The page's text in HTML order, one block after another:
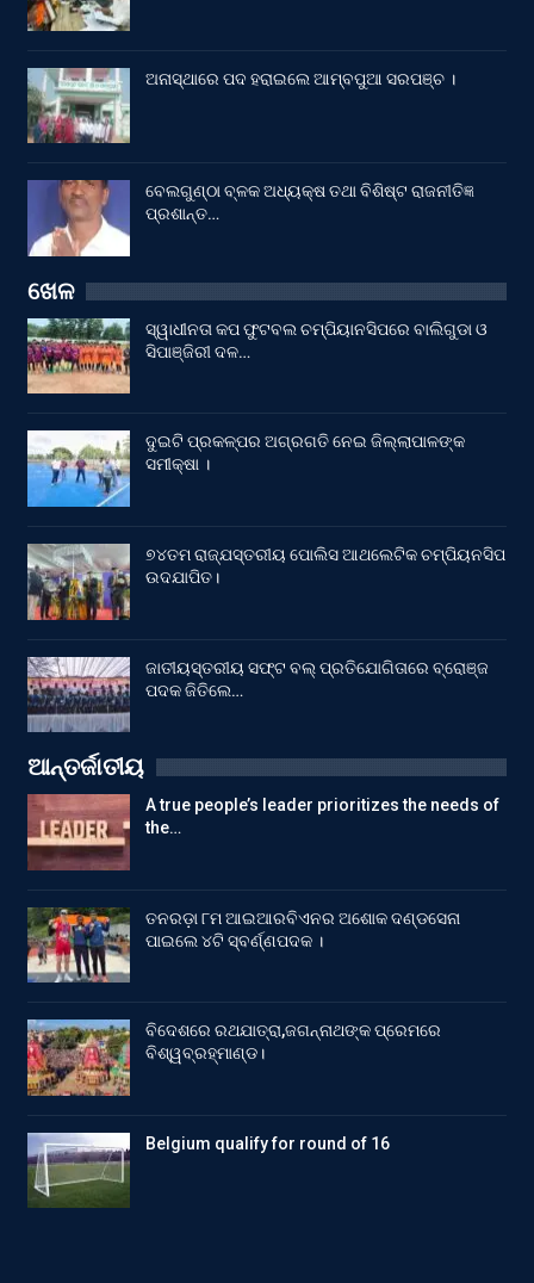
ଅନାସ୍ଥାରେ ପଦ ହରାଇଲେ ଆମ୍ବପୁଆ ସରପଞ୍ଚ ।
ବେଲଗୁଣ୍ଠା ବ୍ଳକ ଅଧ୍ୟକ୍ଷ ତଥା ବିଶିଷ୍ଟ ରାଜନୀତିଜ୍ଞ
ପ୍ରଶାନ୍ତ…
ଖେଳ
ସ୍ୱାଧୀନତା କପ ଫୁଟବଲ ଚମ୍ପିୟାନସିପରେ ବାଲିଗୁଡା ଓ
ସିପାଞ୍ଜିରୀ ଦଳ…
ଦୁଇଟି ପ୍ରକଳ୍ପର ଅଗ୍ରଗତି ନେଇ ଜିଲ୍ଲାପାଳଙ୍କ
ସମୀକ୍ଷା ।
୭୪ତମ ରାଜ୍ଯସ୍ତରୀୟ ପୋଲିସ ଆଥଲେଟିକ ଚମ୍ପିୟନସିପ
ଉଦଯାପିତ।
ଜାତୀୟସ୍ତରୀୟ ସଫ୍ଟ ବଲ୍ ପ୍ରତିଯୋଗିତାରେ ବ୍ରୋଞ୍ଜ
ପଦକ ଜିତିଲେ…
ଆନ୍ତର୍ଜାତୀୟ
A true people’s leader prioritizes the needs of
the…
ତନରଡ଼ା ୮ମ ଆଇଆରବିଏନର ଅଶୋକ ଦଣ୍ଡସେନା
ପାଇଲେ ୪ଟି ସ୍ବର୍ଣ୍ଣପଦକ ।
ବିଦେଶରେ ରଥଯାତ୍ରା,ଜଗନ୍ନାଥଙ୍କ ପ୍ରେମରେ
ବିଶ୍ୱବ୍ରହ୍ମାଣ୍ଡ।
Belgium qualify for round of 16